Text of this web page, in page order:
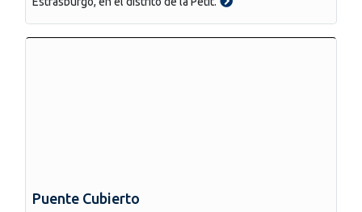
Puente Cubierto